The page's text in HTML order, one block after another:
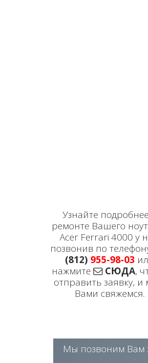
Узнайте
ремонте Вашего
Acer Ferrari 4000 у
позвонив по
(812) 955-98-03
нажмите
СЮДА,
отправить заявку, и
Вами свяжемся.
Мы позвоним Вам